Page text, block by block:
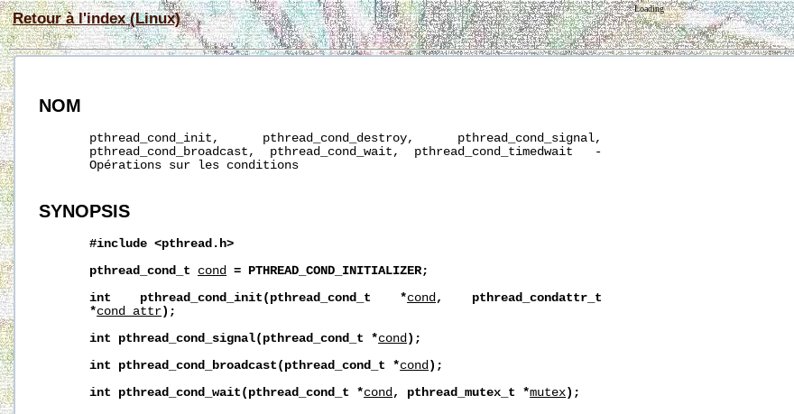
Retour à l'index (Linux)
Loading
NOM
       pthread_cond_init,      pthread_cond_destroy,      pthread_cond_signal,
       pthread_cond_broadcast,  pthread_cond_wait,  pthread_cond_timedwait   -
       Opérations sur les conditions
SYNOPSIS
#include <pthread.h>
pthread_cond_t
cond = PTHREAD_COND_INITIALIZER;
int
pthread_cond_init(pthread_cond_t *cond ,
pthread_condattr_t
*cond_attr);
int
pthread_cond_signal(pthread_cond_t *cond );
int
pthread_cond_broadcast(pthread_cond_t *cond );
int
pthread_cond_wait(pthread_cond_t *cond , pthread_mutex_t *mutex);